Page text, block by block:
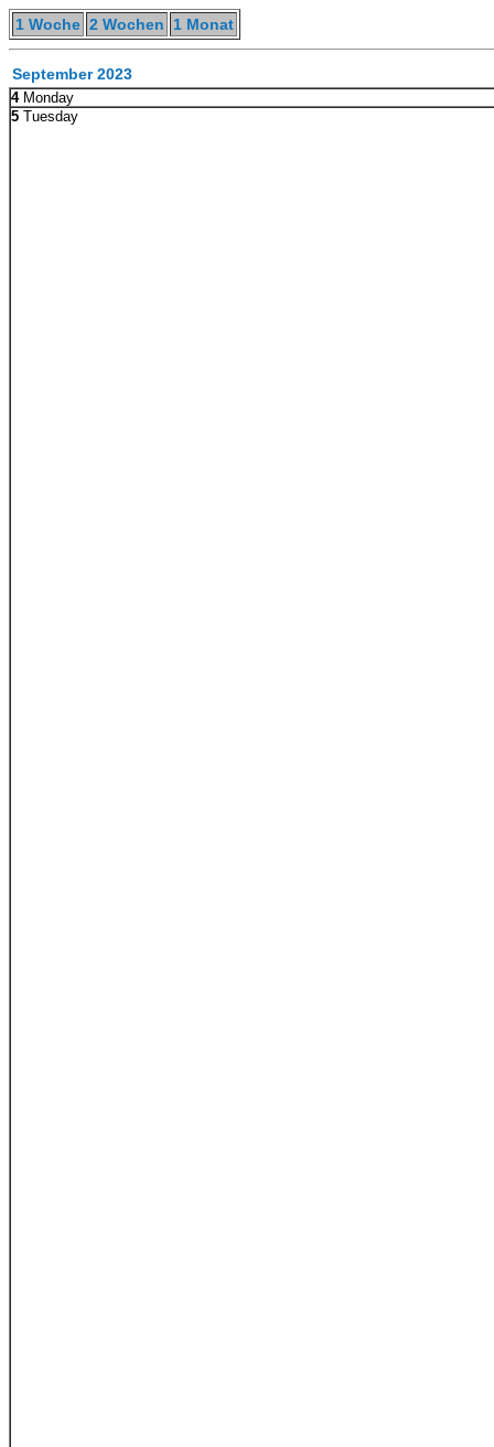
1 Woche 2 Wochen 1 Monat
September 2023
4Monday
5 Tuesday